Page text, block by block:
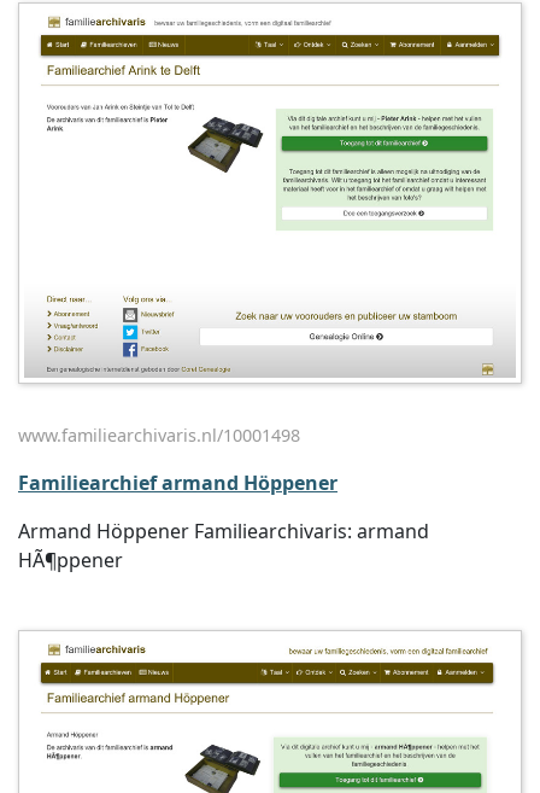
www.familiearchivaris.nl/10001498
Familiearchief armand Höppener
Armand Höppener Familiearchivaris: armand
HÃ¶ppener